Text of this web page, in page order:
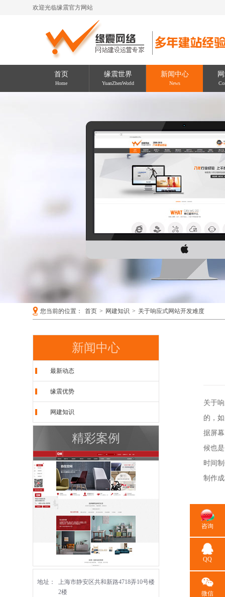
欢迎光临缘震官方网站
首页
Home
缘震世界
YuanZhenWorld
新闻中心
News
您当前的位置： 首页 > 网建知识 > 关于响应式网站开发难度
新闻中心
最新动态
缘震优势
网建知识
精彩案例
地址：
上海市静安区共和新路4718弄10号楼
2楼
关于
的，
据屏
候也
时间
制作
网页
咨询
QQ
微信